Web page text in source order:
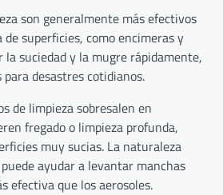
son generalmente más efectivos
superficies, como encimeras y
la suciedad y la mugre rápidamente,
desastres cotidianos.
de limpieza sobresalen en
fregado o limpieza profunda,
muy sucias. La naturaleza
ayudar a levantar manchas
efectiva que los aerosoles.